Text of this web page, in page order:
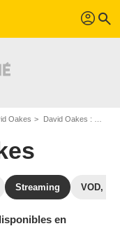
profil search
Oakes David Oakes : Films et séries online
Streaming VOD,
en